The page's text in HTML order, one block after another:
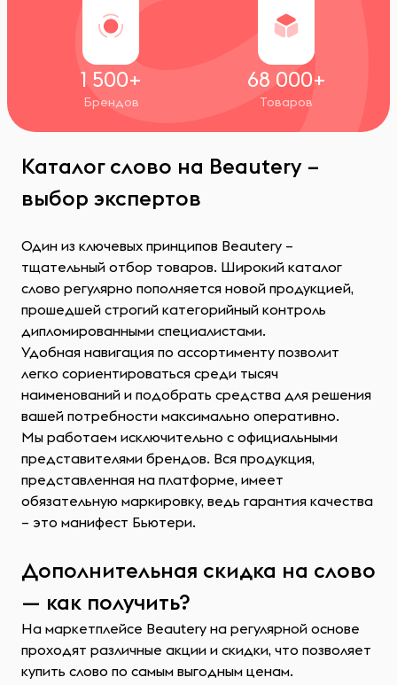
1 500+
Брендов
68 000+
Товаров
Каталог слово на Beautery –
выбор экспертов
Один из ключевых принципов Beautery –
тщательный отбор товаров. Широкий каталог
слово регулярно пополняется новой продукцией,
прошедшей строгий категорийный контроль
дипломированными специалистами.
Удобная навигация по ассортименту позволит
легко сориентироваться среди тысяч
наименований и подобрать средства для решения
вашей потребности максимально оперативно.
Мы работаем исключительно с официальными
представителями брендов. Вся продукция,
представленная на платформе, имеет
обязательную маркировку, ведь гарантия качества
– это манифест Бьютери.
Дополнительная скидка на слово
— как получить?
На маркетплейсе Beautery на регулярной основе
проходят различные акции и скидки, что позволяет
купить слово по самым выгодным ценам.